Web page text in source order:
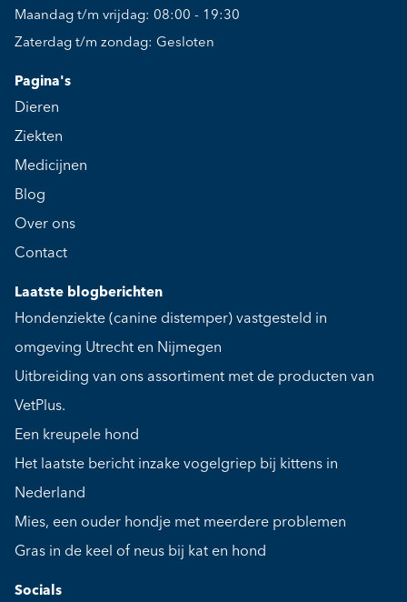
Maandag t/m vrijdag: 08:00 - 19:30
Zaterdag t/m zondag: Gesloten
Pagina's
Dieren
Ziekten
Medicijnen
Blog
Over ons
Contact
Laatste blogberichten
Hondenziekte (canine distemper) vastgesteld in
omgeving Utrecht en Nijmegen
Uitbreiding van ons assortiment met de producten van
VetPlus.
Een kreupele hond
Het laatste bericht inzake vogelgriep bij kittens in
Nederland
Mies, een ouder hondje met meerdere problemen
Gras in de keel of neus bij kat en hond
Socials